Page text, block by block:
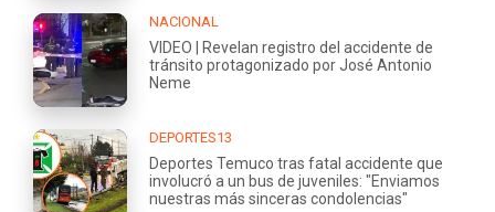
NACIONAL
VIDEO | Revelan registro del accidente de
tránsito protagonizado por José Antonio
Neme
DEPORTES13
Deportes Temuco tras fatal accidente que
involucró a un bus de juveniles: "Enviamos
nuestras más sinceras condolencias"